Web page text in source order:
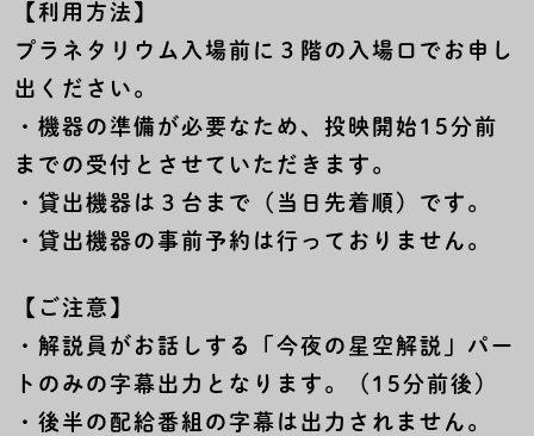
【利用方法】
プラネタリウム入場前に３階の入場口でお申し
出ください。
・機器の準備が必要なため、投映開始15分前
までの受付とさせていただきます。
・貸出機器は３台まで（当日先着順）です。
・貸出機器の事前予約は行っておりません。
【ご注意】
・解説員がお話しする「今夜の星空解説」パー
トのみの字幕出力となります。（15分前後）
・後半の配給番組の字幕は出力されません。